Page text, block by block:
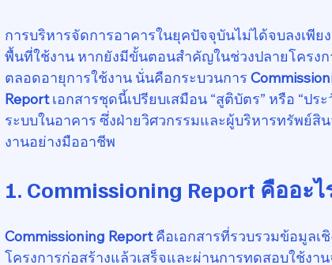
การบริหารจัดการอาคารในยุคปัจจุบันไม่ได้จบลงเพีย
พื้นที่ใช้งาน หากยังมีขั้นตอนสำคัญในช่วงปลายโครง
ตลอดอายุการใช้งาน นั่นคือกระบวนการ
Report เอกสารชุดนี้เปรียบเสมือน “สูติบัตร” หรือ “ป
ระบบในอาคาร ซึ่งฝ่ายวิศวกรรมและผู้บริหารทรัพย์สิ
งานอย่างมืออาชีพ
1. Commissioning Report คืออะไ
Commissioning Report คือเอกสารที่รวบรวมข้อมูลเ
โครงการก่อสร้างแล้วเสร็จและผ่านการทดสอบใช้งา